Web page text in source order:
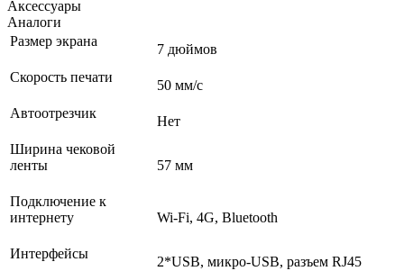
Аксессуары
Аналоги
Размер экрана
7 дюймов
Скорость печати
50 мм/c
Автоотрезчик
Нет
Ширина чековой
ленты
57 мм
Подключение к
интернету
Wi-Fi, 4G, Bluetooth
Интерфейсы
2*USB, микро-USB, разъем RJ45